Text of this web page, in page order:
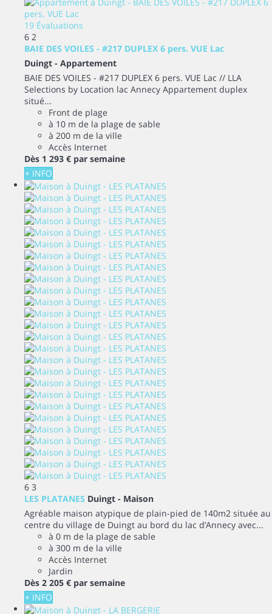
19 Évaluations
6 2
BAIE DES VOILES - #217 DUPLEX 6 pers. VUE Lac
Duingt - Appartement
BAIE DES VOILES - #217 DUPLEX 6 pers. VUE Lac // LLA
Selections by Location lac Annecy Appartement duplex
situé...
Front de plage
à 10 m de la plage de sable
à 200 m de la ville
Accès Internet
Dès 1 293 € par semaine
+ INFO
6 3
LES PLATANES Duingt - Maison
Agréable maison atypique de plain-pied de 140m2 située au
centre du village de Duingt au bord du lac d’Annecy avec...
à 0 m de la plage de sable
à 300 m de la ville
Accès Internet
Jardin
Dès 2 205 € par semaine
+ INFO